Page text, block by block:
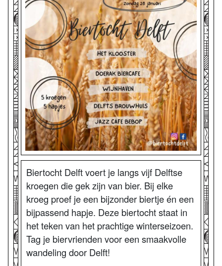
Biertocht Delft voert je langs vijf Delftse
kroegen die gek zijn van bier. Bij elke
kroeg proef je een bijzonder biertje én een
bijpassend hapje. Deze biertocht staat in
het teken van het prachtige winterseizoen.
Tag je biervrienden voor een smaakvolle
wandeling door Delft!